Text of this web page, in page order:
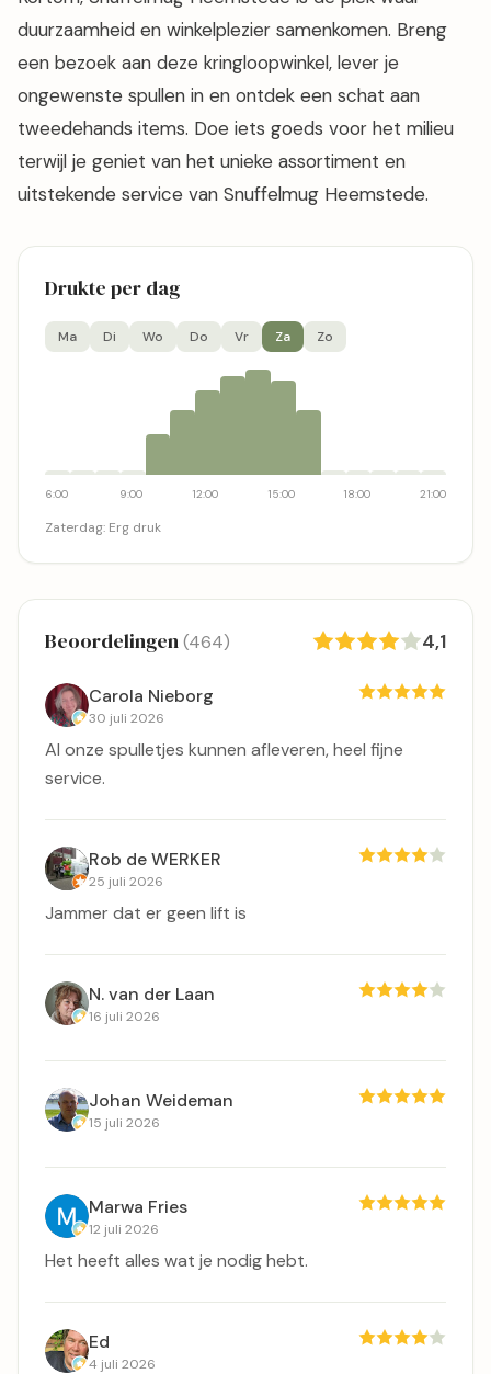
duurzaamheid en winkelplezier samenkomen. Breng
een bezoek aan deze kringloopwinkel, lever je
ongewenste spullen in en ontdek een schat aan
tweedehands items. Doe iets goeds voor het milieu
terwijl je geniet van het unieke assortiment en
uitstekende service van Snuffelmug Heemstede.
Drukte per dag
Ma Di Wo Do Vr Za Zo
6:00 9:00 12:00 15:00 18:00 21:00
Zaterdag: Erg druk
Beoordelingen(464) 4,1
Carola Nieborg
30 juli 2026
Al onze spulletjes kunnen afleveren, heel fijne
service.
Rob de WERKER
25 juli 2026
Jammer dat er geen lift is
N. van der Laan
16 juli 2026
Johan Weideman
15 juli 2026
Marwa Fries
12 juli 2026
Het heeft alles wat je nodig hebt.
Ed
4 juli 2026